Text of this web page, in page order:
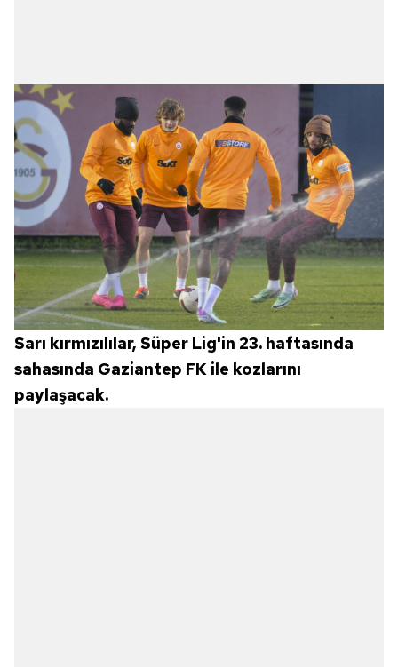
Sarı kırmızılılar, Süper Lig'in 23. haftasında
sahasında Gaziantep FK ile kozlarını
paylaşacak.